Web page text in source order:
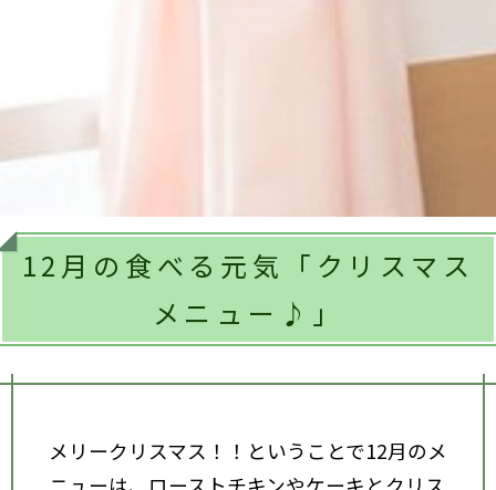
12月の食べる元気「クリスマス
メニュー♪」
メリークリスマス！！ということで12月のメ